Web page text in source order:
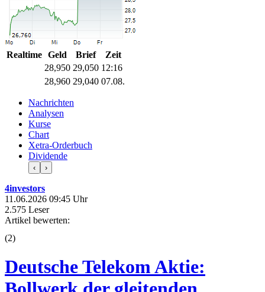
Realtime Geld Brief
Zeit
28,950 29,050 12:16
28,960 29,040 07.08.
Nachrichten
Analysen
Kurse
Chart
Xetra-Orderbuch
Dividende
‹ ›
4investors
11.06.2026 09:45 Uhr
2.575 Leser
Artikel bewerten:
(2)
Deutsche Telekom Aktie: